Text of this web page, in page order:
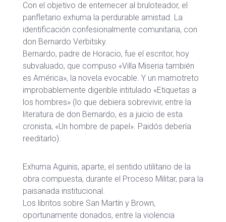
Con el objetivo de enternecer al bruloteador, el
panfletario exhuma la perdurable amistad. La
identificación confesionalmente comunitaria, con
don Bernardo Verbitsky.
Bernardo, padre de Horacio, fue el escritor, hoy
subvaluado, que compuso «Villa Miseria también
es América», la novela evocable. Y un mamotreto
improbablemente digerible intitulado «Etiquetas a
los hombres» (lo que debiera sobrevivir, entre la
literatura de don Bernardo, es a juicio de esta
cronista, «Un hombre de papel». Paidós debería
reeditarlo).
Exhuma Aguinis, aparte, el sentido utilitario de la
obra compuesta, durante el Proceso Militar, para la
paisanada institucional.
Los libritos sobre San Martín y Brown,
oportunamente donados, entre la violencia